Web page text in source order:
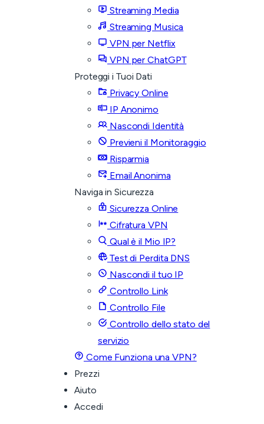
Streaming Media
Streaming Musica
VPN per Netflix
VPN per ChatGPT
Proteggi i Tuoi Dati
Privacy Online
IP Anonimo
Nascondi Identità
Previeni il Monitoraggio
Risparmia
Email Anonima
Naviga in Sicurezza
Sicurezza Online
Cifratura VPN
Qual è il Mio IP?
Test di Perdita DNS
Nascondi il tuo IP
Controllo Link
Controllo File
Controllo dello stato del
servizio
Come Funziona una VPN?
Prezzi
Aiuto
Accedi